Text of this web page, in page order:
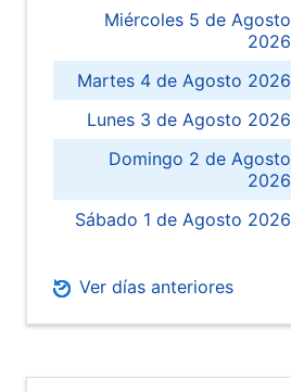
Miércoles 5 de Agosto
2026
Martes 4 de Agosto 2026
Lunes 3 de Agosto 2026
Domingo 2 de Agosto
2026
Sábado 1 de Agosto 2026
Ver días anteriores